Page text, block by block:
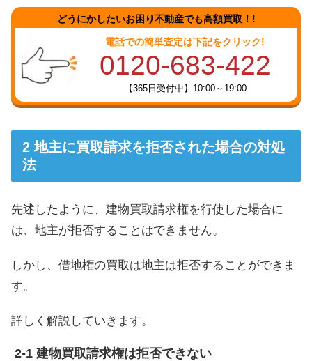
どうにかしたいお困り不動産でも高額買取！!
電話での簡単査定は下記をクリック!
0120-683-422
【365日受付中】10:00～19:00
地主に買取請求を拒否された場合の対処
法
先述したように、建物買取請求権を行使した場合に
は、地主が拒否することはできません。
しかし、借地権の買取は地主は拒否することができま
す。
詳しく解説していきます。
建物買取請求権は拒否できない